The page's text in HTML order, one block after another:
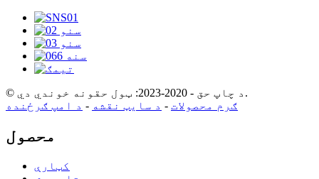
© د چاپ حق - 2020-2023: ټول حقونه خوندي دي.
ګرم محصولات - د سایټ نقشه - د امپ ګرځنده
محصول
کټارې